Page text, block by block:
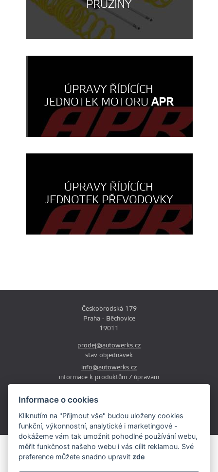
Informace o cookies
Kliknutím na "Přijmout vše" budou uloženy cookies
funkční, výkonnostní, analytické i marketingové -
dokážeme vám tak umožnit pohodlné používání webu,
měřit funkčnost našeho webu i vás cílit reklamou. Své
preference můžete snadno upravit zde
PRUŽINY
ÚPRAVY ŘÍDÍCÍCH
JEDNOTEK MOTORUAPR
ÚPRAVY ŘÍDÍCÍCH
JEDNOTEK PŘEVODOVKY
Českobrodská 179
Praha - Běchovice
19011
prodej@autowerks.cz
stav objednávek
info@autowerks.cz
informace k produktům / úpravám
Pá: 9:00-12:00 a 13:00-16:00
Obsah stránek je majetkem provozovatele. Kopírování, zveřejňování
textů či fotografii je povoleno pouze s jeho souhlasem.
Copyright © 2026 AutoWerks.cz